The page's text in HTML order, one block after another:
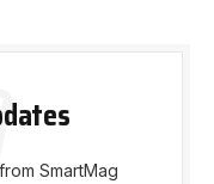
SmartMag